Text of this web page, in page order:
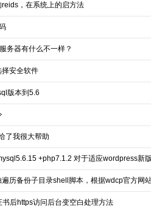
，在系统上的启方法
务器有什么不一样？
择安全软件
版本到5.6
了我很大帮助
+php7.1.2 对于适应wordpress新
历备份子目录shell脚本，根据wdcp官方网
后https访问后台变空白处理方法